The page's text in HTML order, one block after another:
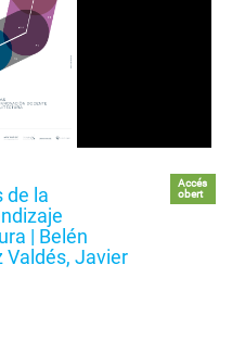
de la
| Belén
Valdés, Javier
Accés
obert